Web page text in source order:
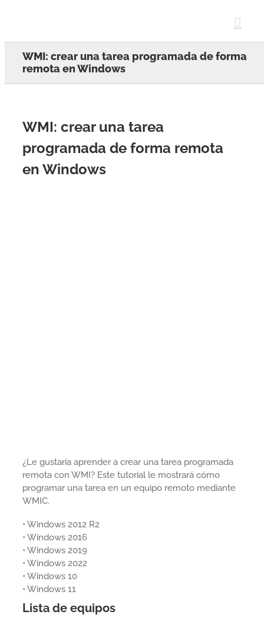
WMI: crear una tarea programada de forma
remota en Windows
WMI: crear una tarea
programada de forma remota
en Windows
¿Le gustaría aprender a crear una tarea programada
remota con WMI? Este tutorial le mostrará cómo
programar una tarea en un equipo remoto mediante
WMIC.
• Windows 2012 R2
• Windows 2016
• Windows 2019
• Windows 2022
• Windows 10
• Windows 11
Lista de equipos